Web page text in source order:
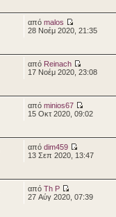
από malos
28 Νοέμ 2020, 21:35
από Reinach
17 Νοέμ 2020, 23:08
από minios67
15 Οκτ 2020, 09:02
από dim459
13 Σεπ 2020, 13:47
από Th P
27 Αύγ 2020, 07:39